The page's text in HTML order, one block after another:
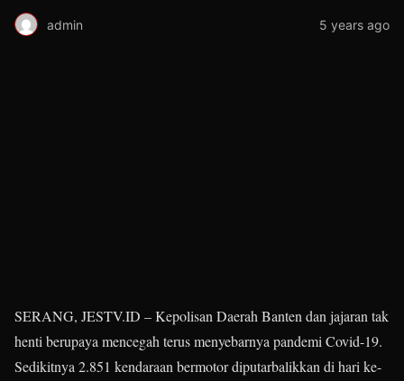
admin 5 years ago
SERANG, JESTV.ID – Kepolisan Daerah Banten dan jajaran tak
henti berupaya mencegah terus menyebarnya pandemi Covid-19.
Sedikitnya 2.851 kendaraan bermotor diputarbalikkan di hari ke-